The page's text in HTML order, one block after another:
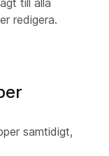
till alla
redigera.
samtidigt,